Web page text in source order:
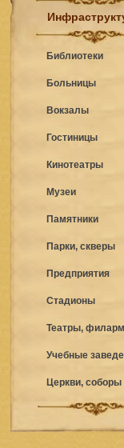
Библиотеки
Больницы
Вокзалы
Гостиницы
Кинотеатры
Музеи
Памятники
Парки, скверы
Предприятия
Стадионы
Театры,
Учебные
Церкви, соборы